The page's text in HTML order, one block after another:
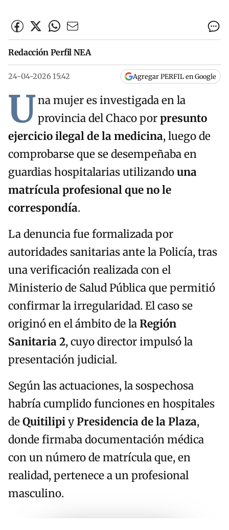
Redacción Perfil NEA
24-04-2026 15:42 Agregar PERFIL en Google
Una mujer es investigada en la
provincia del Chaco porpresunto
ejercicio ilegal de la medicina, luego de
comprobarse que se desempeñaba en
guardias hospitalarias utilizandouna
matrícula profesional que no le
correspondía.
La denuncia fue formalizada por
autoridades sanitarias ante la Policía, tras
una verificación realizada con el
Ministerio de Salud Pública que permitió
confirmar la irregularidad. El caso se
originó en el ámbito de laRegión
Sanitaria 2, cuyo director impulsó la
presentación judicial.
Según las actuaciones, la sospechosa
habría cumplido funciones en hospitales
deQuitilipiyPresidencia de la Plaza,
donde firmaba documentación médica
con un número de matrícula que, en
realidad, pertenece a un profesional
masculino.